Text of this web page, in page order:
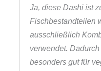
Ja, diese Dashi ist
Fischbestandteilen
ausschließlich
verwendet.
besonders gut für